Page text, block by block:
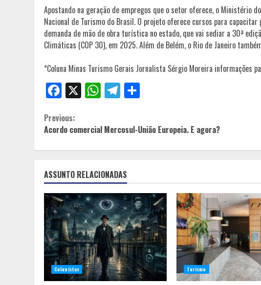
Apostando na geração de empregos que o setor oferece, o Ministério
Nacional de Turismo do Brasil. O projeto oferece cursos para
demanda de mão de obra turística no estado, que vai sediar a 30ª
Climáticas (COP 30), em 2025. Além de Belém, o Rio de Janeiro
*Coluna Minas Turismo Gerais Jornalista Sérgio Moreira informações
Facebook
X WhatsApp
Telegram
Continue
Reading
Previous:
Acordo comercial Mercosul-União Europeia. E agora?
ASSUNTO RELACIONADAS
Colunistas Turismo